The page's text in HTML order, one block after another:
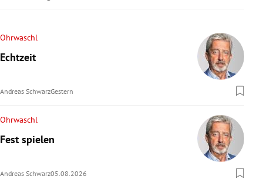
Untermenü
Ohrwaschl
Echtzeit
Andreas SchwarzGestern
Ohrwaschl
Fest spielen
Andreas Schwarz05.08.2026